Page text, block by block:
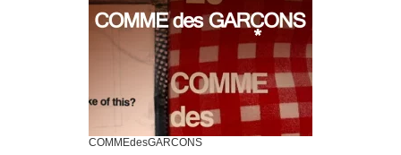
COMMEdesGARCONS